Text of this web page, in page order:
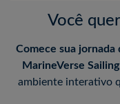
Você
Comece sua
MarineVerse
ambiente interativo